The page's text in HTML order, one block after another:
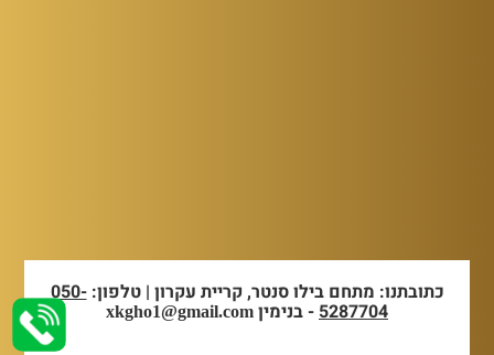
כתובתנו: מתחם בילו סנטר, קריית עקרון | טלפון:050-
5287704- בנימין xkgho1@gmail.com